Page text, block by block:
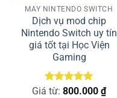
MÁY NINTENDO SWITCH
Dịch vụ mod chip
Nintendo Switch uy tín
giá tốt tại Học Viện
Gaming
Được xếp
Giá từ: 800.000 ₫